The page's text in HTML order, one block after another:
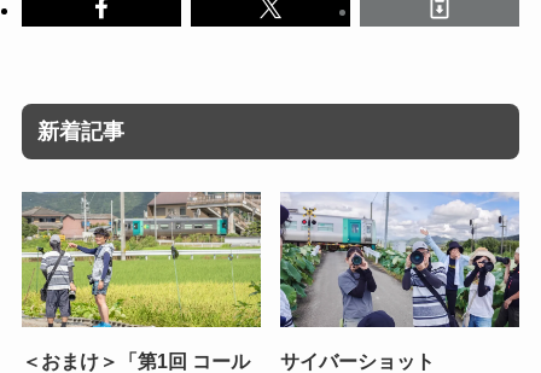
新着記事
＜おまけ＞「第1回 コール
サイバーショット